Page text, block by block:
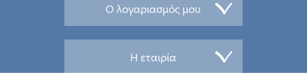
Ο λογαριασμός μου
Η εταιρία